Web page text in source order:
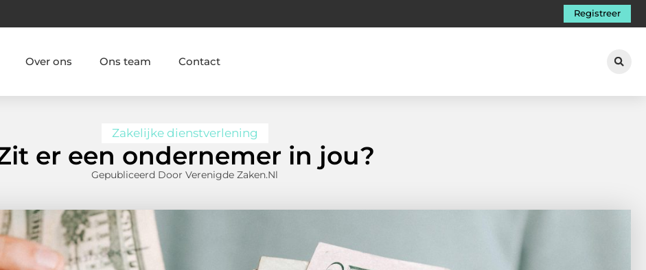
Registreer
Over ons Ons team Contact
Zakelijke dienstverlening
er een ondernemer in jou?
Gepubliceerd Door Verenigde Zaken.nl